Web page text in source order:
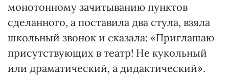
монотонному зачитыванию пунктов
сделанного, а поставила два стула, взяла
школьный звонок и сказала: «Приглашаю
присутствующих в театр! Не кукольный
или драматический, а дидактический».